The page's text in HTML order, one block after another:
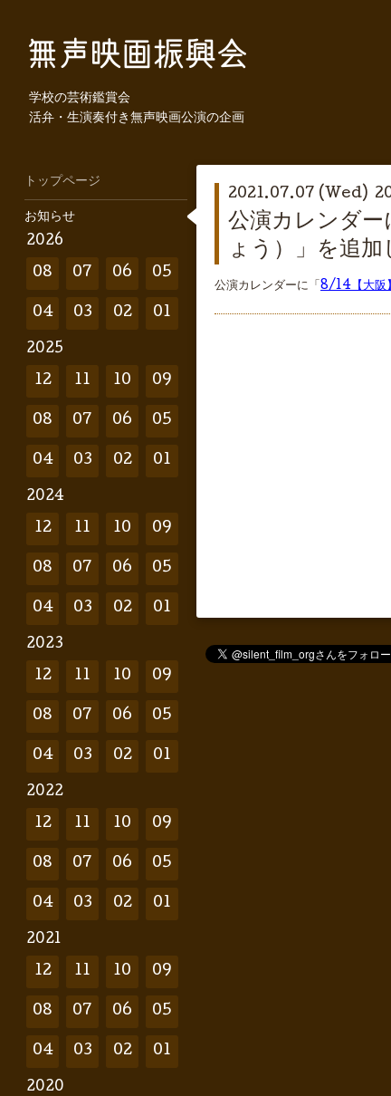
学校の芸術鑑賞会
活弁・生演奏付き無声映画公演の企画
2021.07.07 (Wed)
公演カレンダ
ょう）」を追加
公演カレンダーに「 8/14【大阪
トップページ
お知らせ
2026
08 07 06 05
04 03 02 01
2025
12 11 10 09
08 07 06 05
04 03 02 01
2024
12 11 10 09
08 07 06 05
04 03 02 01
2023
12 11 10 09
08 07 06 05
04 03 02 01
2022
12 11 10 09
08 07 06 05
04 03 02 01
2021
12 11 10 09
08 07 06 05
04 03 02 01
2020